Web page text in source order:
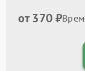
от 370 ₽